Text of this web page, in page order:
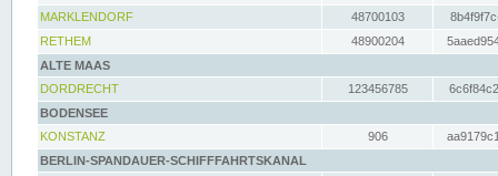
MARKLENDORF
48700103
RETHEM
48900204
ALTE MAAS
DORDRECHT
123456785
BODENSEE
KONSTANZ
906
BERLIN-SPANDAUER-SCHIFFFAHRTSKANAL